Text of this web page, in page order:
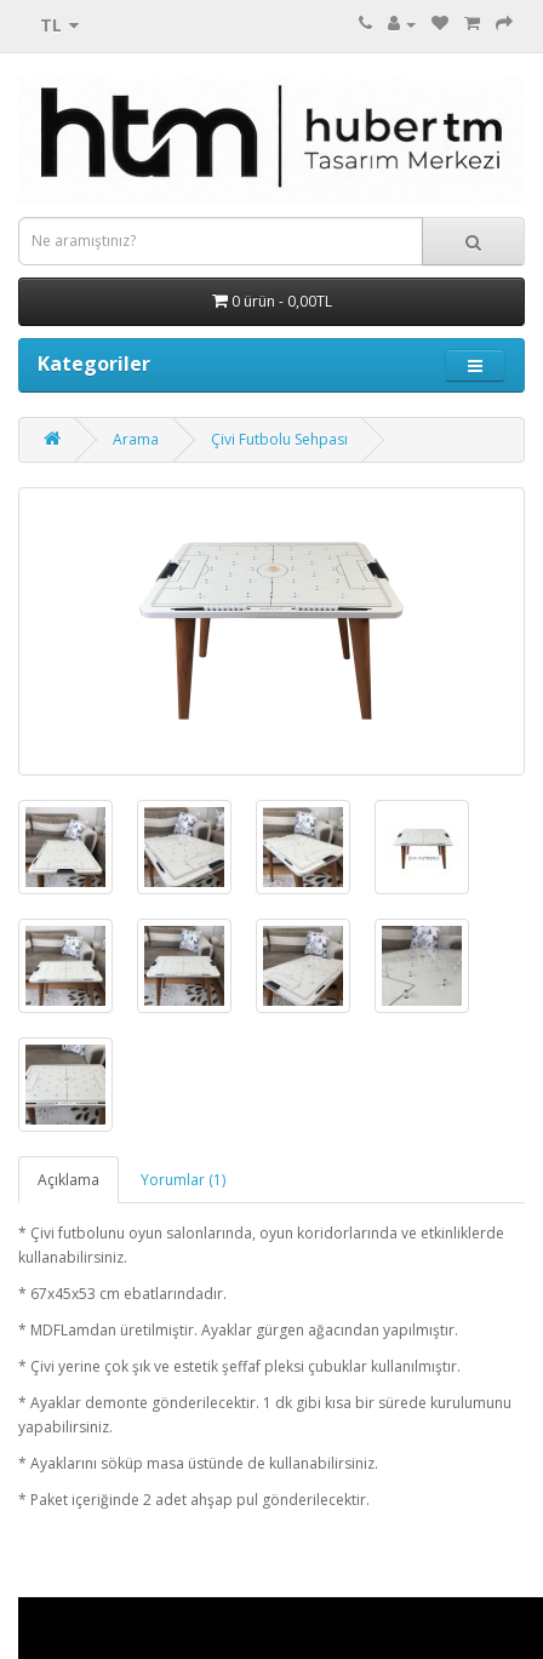
TL
0 ürün - 0,00TL
Kategoriler
Arama Çivi Futbolu Sehpası
Açıklama Yorumlar (1)
* Çivi futbolunu oyun salonlarında, oyun koridorlarında ve etkinliklerde
kullanabilirsiniz.
* 67x45x53 cm ebatlarındadır.
* MDFLamdan üretilmiştir. Ayaklar gürgen ağacından yapılmıştır.
* Çivi yerine çok şık ve estetik şeffaf pleksi çubuklar kullanılmıştır.
* Ayaklar demonte gönderilecektir. 1 dk gibi kısa bir sürede kurulumunu
yapabilirsiniz.
* Ayaklarını söküp masa üstünde de kullanabilirsiniz.
* Paket içeriğinde 2 adet ahşap pul gönderilecektir.